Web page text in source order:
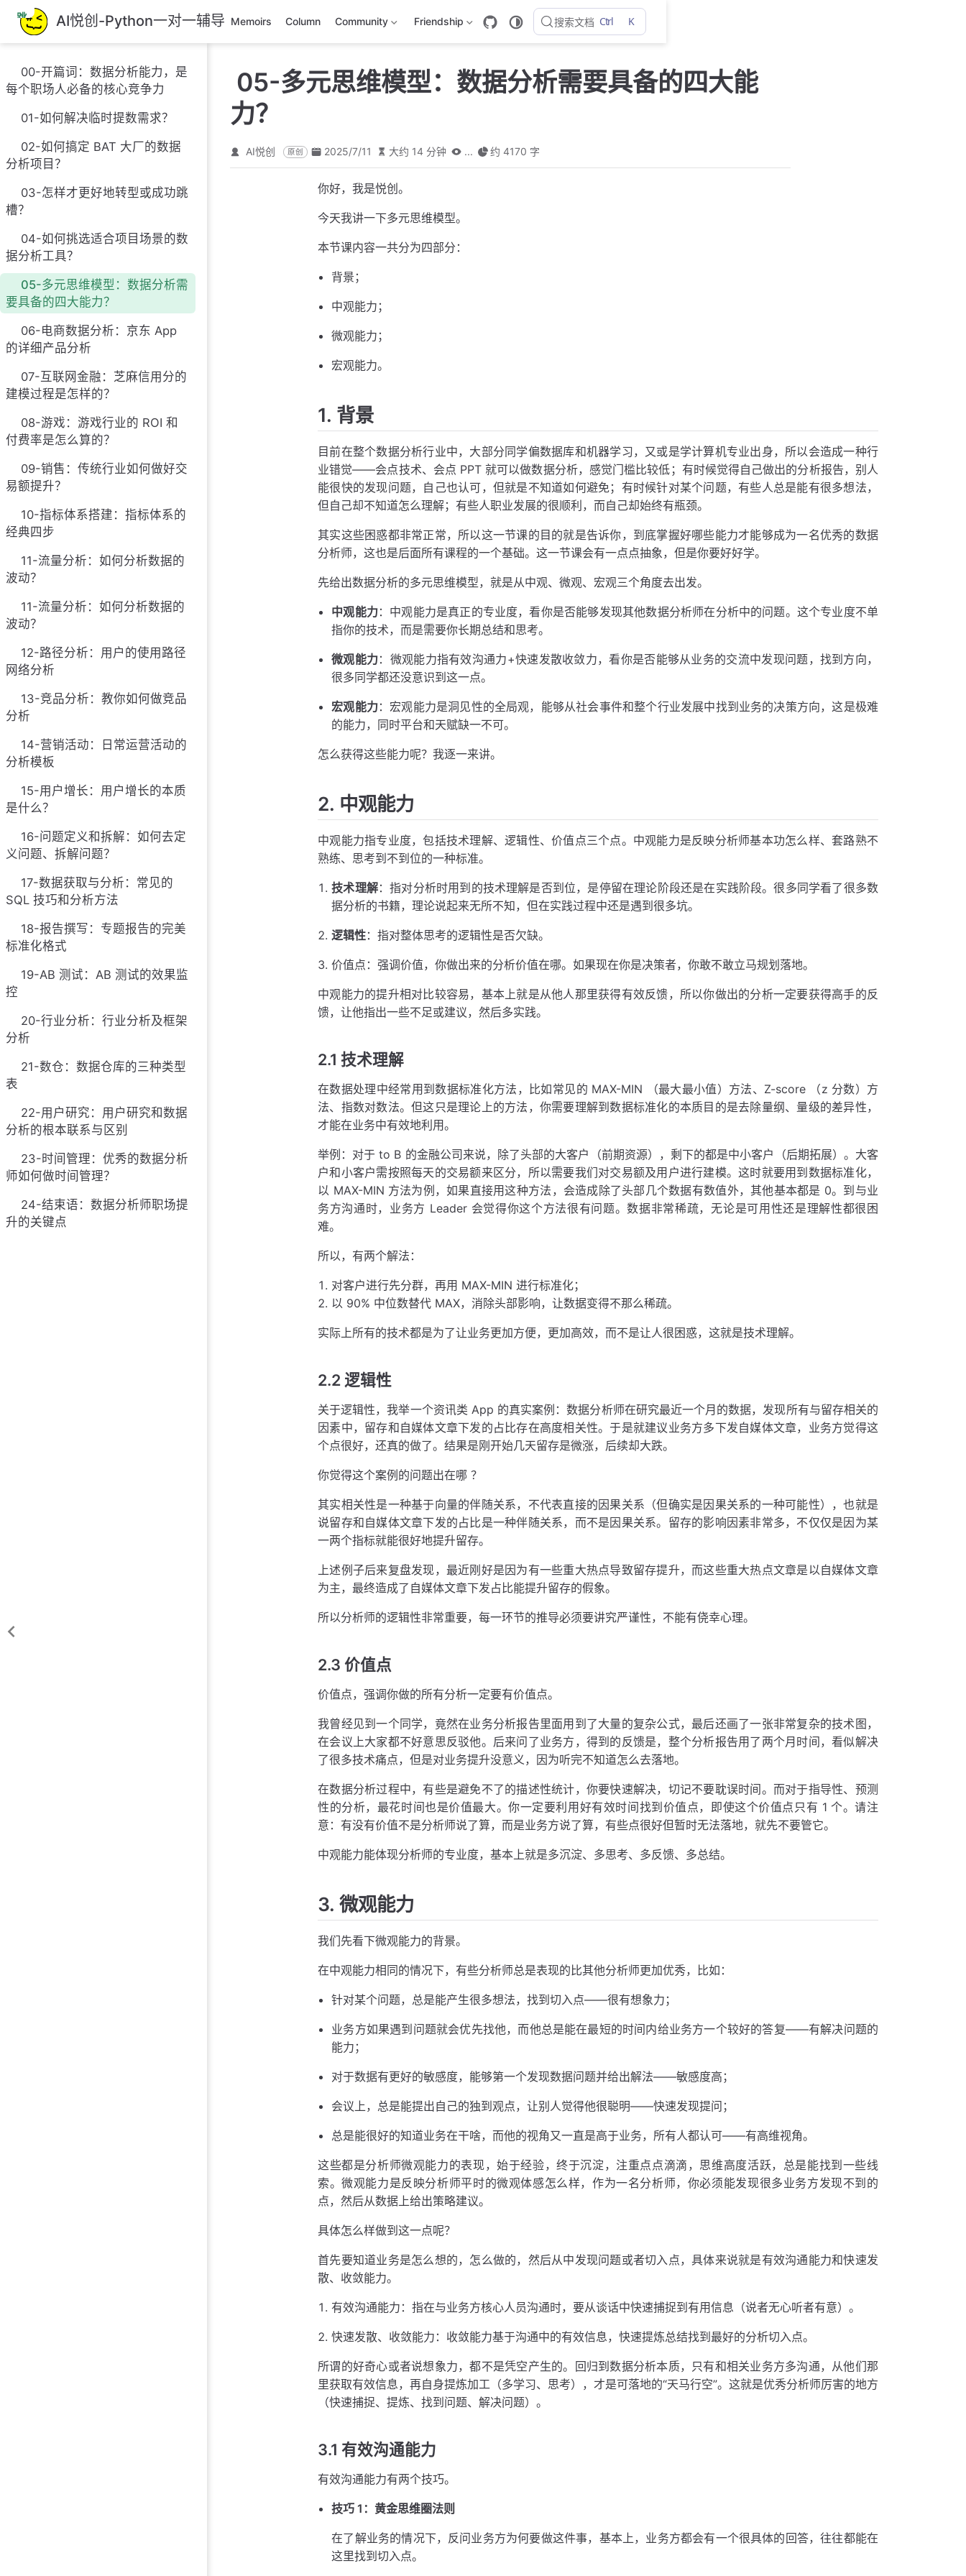
跳
至
主
內
容
AI悦创-Python一对一辅导 Memoirs Column Community Friendship 搜索文档 Ctrl K
00-开篇词：数据分析能力，是
每个职场人必备的核心竞争力
01-如何解决临时提数需求？
02-如何搞定 BAT 大厂的数据
分析项目？
03-怎样才更好地转型或成功跳
槽？
04-如何挑选适合项目场景的数
据分析工具？
05-多元思维模型：数据分析需
要具备的四大能力？
06-电商数据分析：京东 App
的详细产品分析
07-互联网金融：芝麻信用分的
建模过程是怎样的？
08-游戏：游戏行业的 ROI 和
付费率是怎么算的？
09-销售：传统行业如何做好交
易额提升？
10-指标体系搭建：指标体系的
经典四步
11-流量分析：如何分析数据的
波动？
11-流量分析：如何分析数据的
波动？
12-路径分析：用户的使用路径
网络分析
13-竞品分析：教你如何做竞品
分析
14-营销活动：日常运营活动的
分析模板
15-用户增长：用户增长的本质
是什么？
16-问题定义和拆解：如何去定
义问题、拆解问题？
17-数据获取与分析：常见的
SQL 技巧和分析方法
18-报告撰写：专题报告的完美
标准化格式
19-AB 测试：AB 测试的效果监
控
20-行业分析：行业分析及框架
分析
21-数仓：数据仓库的三种类型
表
22-用户研究：用户研究和数据
分析的根本联系与区别
23-时间管理：优秀的数据分析
师如何做时间管理？
24-结束语：数据分析师职场提
升的关键点
05-多元思维模型：数据分析需要具备的四大能
力？
AI悦创 原创 2025/7/11 大约 14 分钟 ... 约 4170 字
你好，我是悦创。
今天我讲一下多元思维模型。
本节课内容一共分为四部分：
背景；
中观能力；
微观能力；
宏观能力。
1. 背景
目前在整个数据分析行业中，大部分同学偏数据库和机器学习，又或是学计算机专业出身，所以会造成一种行
业错觉——会点技术、会点 PPT 就可以做数据分析，感觉门槛比较低；有时候觉得自己做出的分析报告，别人
能很快的发现问题，自己也认可，但就是不知道如何避免；有时候针对某个问题，有些人总是能有很多想法，
但自己却不知道怎么理解；有些人职业发展的很顺利，而自己却始终有瓶颈。
其实这些困惑都非常正常，所以这一节课的目的就是告诉你，到底掌握好哪些能力才能够成为一名优秀的数据
分析师，这也是后面所有课程的一个基础。这一节课会有一点点抽象，但是你要好好学。
先给出数据分析的多元思维模型，就是从中观、微观、宏观三个角度去出发。
中观能力：中观能力是真正的专业度，看你是否能够发现其他数据分析师在分析中的问题。这个专业度不单
指你的技术，而是需要你长期总结和思考。
微观能力：微观能力指有效沟通力+快速发散收敛力，看你是否能够从业务的交流中发现问题，找到方向，
很多同学都还没意识到这一点。
宏观能力：宏观能力是洞见性的全局观，能够从社会事件和整个行业发展中找到业务的决策方向，这是极难
的能力，同时平台和天赋缺一不可。
怎么获得这些能力呢？我逐一来讲。
2. 中观能力
中观能力指专业度，包括技术理解、逻辑性、价值点三个点。中观能力是反映分析师基本功怎么样、套路熟不
熟练、思考到不到位的一种标准。
技术理解：指对分析时用到的技术理解是否到位，是停留在理论阶段还是在实践阶段。很多同学看了很多数
据分析的书籍，理论说起来无所不知，但在实践过程中还是遇到很多坑。
逻辑性：指对整体思考的逻辑性是否欠缺。
价值点：强调价值，你做出来的分析价值在哪。如果现在你是决策者，你敢不敢立马规划落地。
中观能力的提升相对比较容易，基本上就是从他人那里获得有效反馈，所以你做出的分析一定要获得高手的反
馈，让他指出一些不足或建议，然后多实践。
2.1 技术理解
在数据处理中经常用到数据标准化方法，比如常见的 MAX-MIN （最大最小值）方法、Z-score （z 分数）方
法、指数对数法。但这只是理论上的方法，你需要理解到数据标准化的本质目的是去除量纲、量级的差异性，
才能在业务中有效地利用。
举例：对于 to B 的金融公司来说，除了头部的大客户（前期资源），剩下的都是中小客户（后期拓展）。大客
户和小客户需按照每天的交易额来区分，所以需要我们对交易额及用户进行建模。这时就要用到数据标准化，
以 MAX-MIN 方法为例，如果直接用这种方法，会造成除了头部几个数据有数值外，其他基本都是 0。到与业
务方沟通时，业务方 Leader 会觉得你这个方法很有问题。数据非常稀疏，无论是可用性还是理解性都很困
难。
所以，有两个解法：
对客户进行先分群，再用 MAX-MIN 进行标准化；
以 90% 中位数替代 MAX，消除头部影响，让数据变得不那么稀疏。
实际上所有的技术都是为了让业务更加方便，更加高效，而不是让人很困惑，这就是技术理解。
2.2 逻辑性
关于逻辑性，我举一个资讯类 App 的真实案例：数据分析师在研究最近一个月的数据，发现所有与留存相关的
因素中，留存和自媒体文章下发的占比存在高度相关性。于是就建议业务方多下发自媒体文章，业务方觉得这
个点很好，还真的做了。结果是刚开始几天留存是微涨，后续却大跌。
你觉得这个案例的问题出在哪 ？
其实相关性是一种基于向量的伴随关系，不代表直接的因果关系（但确实是因果关系的一种可能性），也就是
说留存和自媒体文章下发的占比是一种伴随关系，而不是因果关系。留存的影响因素非常多，不仅仅是因为某
一两个指标就能很好地提升留存。
上述例子后来复盘发现，最近刚好是因为有一些重大热点导致留存提升，而这些重大热点文章是以自媒体文章
为主，最终造成了自媒体文章下发占比能提升留存的假象。
所以分析师的逻辑性非常重要，每一环节的推导必须要讲究严谨性，不能有侥幸心理。
2.3 价值点
价值点，强调你做的所有分析一定要有价值点。
我曾经见到一个同学，竟然在业务分析报告里面用到了大量的复杂公式，最后还画了一张非常复杂的技术图，
在会议上大家都不好意思反驳他。后来问了业务方，得到的反馈是，整个分析报告用了两个月时间，看似解决
了很多技术痛点，但是对业务提升没意义，因为听完不知道怎么去落地。
在数据分析过程中，有些是避免不了的描述性统计，你要快速解决，切记不要耽误时间。而对于指导性、预测
性的分析，最花时间也是价值最大。你一定要利用好有效时间找到价值点，即使这个价值点只有 1 个。请注
意：有没有价值不是分析师说了算，而是业务方说了算，有些点很好但暂时无法落地，就先不要管它。
中观能力能体现分析师的专业度，基本上就是多沉淀、多思考、多反馈、多总结。
3. 微观能力
我们先看下微观能力的背景。
在中观能力相同的情况下，有些分析师总是表现的比其他分析师更加优秀，比如：
针对某个问题，总是能产生很多想法，找到切入点——很有想象力；
业务方如果遇到问题就会优先找他，而他总是能在最短的时间内给业务方一个较好的答复——有解决问题的
能力；
对于数据有更好的敏感度，能够第一个发现数据问题并给出解法——敏感度高；
会议上，总是能提出自己的独到观点，让别人觉得他很聪明——快速发现提问；
总是能很好的知道业务在干啥，而他的视角又一直是高于业务，所有人都认可——有高维视角。
这些都是分析师微观能力的表现，始于经验，终于沉淀，注重点点滴滴，思维高度活跃，总是能找到一些线
索。微观能力是反映分析师平时的微观体感怎么样，作为一名分析师，你必须能发现很多业务方发现不到的
点，然后从数据上给出策略建议。
具体怎么样做到这一点呢？
首先要知道业务是怎么想的，怎么做的，然后从中发现问题或者切入点，具体来说就是有效沟通能力和快速发
散、收敛能力。
有效沟通能力：指在与业务方核心人员沟通时，要从谈话中快速捕捉到有用信息（说者无心听者有意）。
快速发散、收敛能力：收敛能力基于沟通中的有效信息，快速提炼总结找到最好的分析切入点。
所谓的好奇心或者说想象力，都不是凭空产生的。回归到数据分析本质，只有和相关业务方多沟通，从他们那
里获取有效信息，再自身提炼加工（多学习、思考），才是可落地的“天马行空”。这就是优秀分析师厉害的地方
（快速捕捉、提炼、找到问题、解决问题）。
3.1 有效沟通能力
有效沟通能力有两个技巧。
技巧 1：黄金思维圈法则
在了解业务的情况下，反问业务方为何要做这件事，基本上，业务方都会有一个很具体的回答，往往都能在
这里找到切入点。